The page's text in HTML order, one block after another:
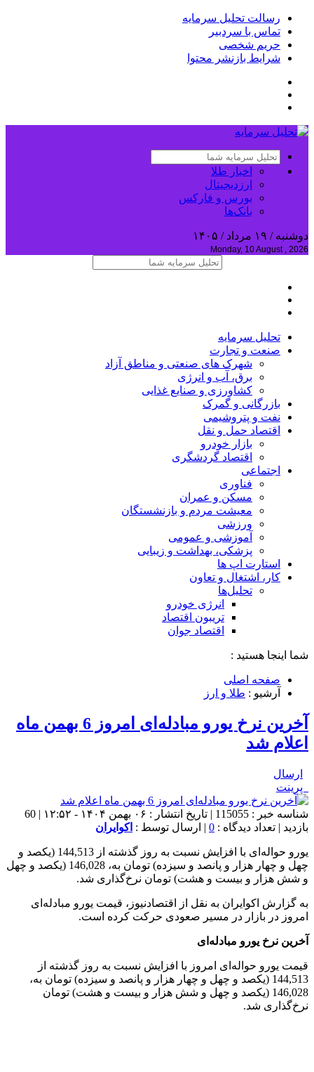
رسالت تحلیل سرمایه
تماس با سردبیر
حریم شخصی
شرایط بازنشر محتوا
اخبار طلا
ارزدیجیتال
بورس و فارکس
بانک‌ها
دوشنبه / ۱۹ مرداد / ۱۴۰۵
Monday, 10 August , 2026
تحلیل‌ سرمایه
صنعت و تجارت
شهرک های صنعتی و مناطق آزاد
برق، آب و انرژی
کشاورزی و صنایع غذایی
بازرگانی و گمرک
نفت و پتروشیمی
اقتصاد حمل و نقل
بازار خودرو
اقتصاد گردشگری
اجتماعی
فناوری
مسکن و عمران
معیشت مردم و بازنشستگان
ورزشی
آموزشی و عمومی
پزشکی، بهداشت و زیبایی
استارت اپ ها
کار، اشتغال و تعاون
تحلیل‌ها
انرژی خودرو
تریبون اقتصاد
اقتصاد جوان
شما اینجا هستید :
صفحه اصلی
آرشیو : طلا و ارز
آخرین نرخ یورو مبادله‌ای امروز 6 بهمن ماه
اعلام شد
ارسال
پرینت
شناسه خبر : 115055 | تاریخ انتشار : ۰۶ بهمن ۱۴۰۴ - ۱۲:۵۲ | 60
بازدید | تعداد دیدگاه : 0 | ارسال توسط : اکوایران
یورو حواله‌ای با افزایش نسبت به روز گذشته از 144,513 (یکصد و
چهل و چهار هزار و پانصد و سیزده) تومان به، 146,028 (یکصد و چهل
و شش هزار و بیست و هشت) تومان نرخ‌گذاری شد.
به گزارش اکوایران به نقل از اقتصادنیوز، قیمت یورو مبادله‌ای
امروز در بازار در مسیر صعودی حرکت کرده است.
آخرین نرخ یورو مبادله‌ای
قیمت یورو حواله‌ای امروز با افزایش نسبت به روز گذشته از
144,513 (یکصد و چهل و چهار هزار و پانصد و سیزده) تومان به،
146,028 (یکصد و چهل و شش هزار و بیست و هشت) تومان
نرخ‌گذاری شد.